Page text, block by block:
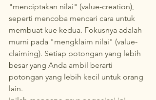
"menciptakan nilai" (value-creation),
seperti mencoba mencari cara untuk
membuat kue kedua. Fokusnya adalah
murni pada "mengklaim nilai" (value-
claiming). Setiap potongan yang lebih
besar yang Anda ambil berarti
potongan yang lebih kecil untuk orang
lain.